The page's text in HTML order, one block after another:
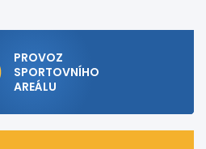
PROVOZ
SPORTOVNÍHO
AREÁLU